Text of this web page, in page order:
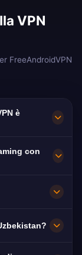
VPN
FreeAndroidVPN
è
con
server ad
con